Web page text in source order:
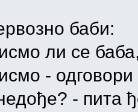
баби:
ли се
- одговори
- пита